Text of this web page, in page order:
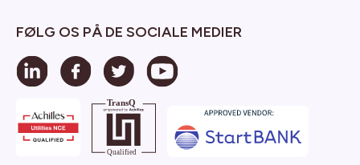
FØLG OS PÅ DE SOCIALE MEDIER